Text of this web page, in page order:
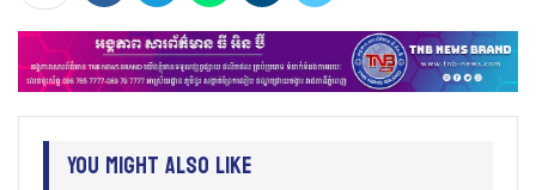
You Might Also Like